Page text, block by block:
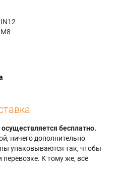
бесплатно.
ничего дополнительно
упаковываются так, чтобы
перевозке. К тому же, все